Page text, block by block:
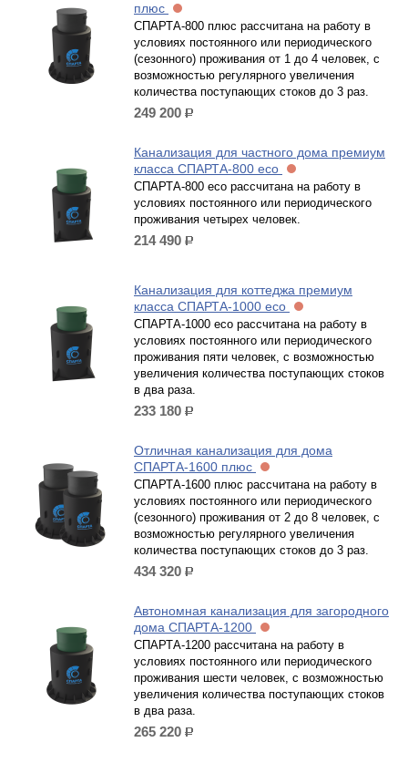
плюс
СПАРТА-800 плюс рассчитана на работу в
условиях постоянного или периодического
(сезонного) проживания от 1 до 4 человек, с
возможностью регулярного увеличения
количества поступающих стоков до 3 раз.
249 200 р.
Канализация для частного дома премиум
класса СПАРТА-800 eco
СПАРТА-800 есо рассчитана на работу в
условиях постоянного или периодического
проживания четырех человек.
214 490 р.
Канализация для коттеджа премиум
класса СПАРТА-1000 eco
СПАРТА-1000 есо рассчитана на работу в
условиях постоянного или периодического
проживания пяти человек, с возможностью
увеличения количества поступающих стоков
в два раза.
233 180 р.
Отличная канализация для дома
СПАРТА-1600 плюс
СПАРТА-1600 плюс рассчитана на работу в
условиях постоянного или периодического
(сезонного) проживания от 2 до 8 человек, с
возможностью регулярного увеличения
количества поступающих стоков до 3 раз.
434 320 р.
Автономная канализация для загородного
дома СПАРТА-1200
СПАРТА-1200 рассчитана на работу в
условиях постоянного или периодического
проживания шести человек, с возможностью
увеличения количества поступающих стоков
в два раза.
265 220 р.